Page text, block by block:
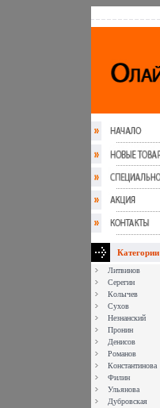
Категории
Литвинов
Серегин
Колычев
Сухов
Незнанский
Пронин
Денисов
Романов
Константинова
Филин
Ульянова
Дубровская